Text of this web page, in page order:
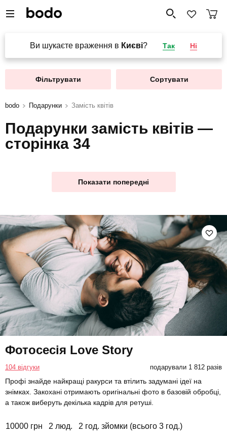
Ви шукаєте враження в Києві? Так Ні
Фільтрувати Сортувати
bodo Подарунки Замість квітів
Подарунки замість квітів —
сторінка 34
Показати попередні
Фотосесія Love Story
104 відгуки подарували 1 812 разів
Профі знайде найкращі ракурси та втілить задумані ідеї на
знімках. Закохані отримають оригінальні фото в базовій обробці,
а також виберуть декілька кадрів для ретуші.
10000 грн 2 люд. 2 год. зйомки (всього 3 год.)